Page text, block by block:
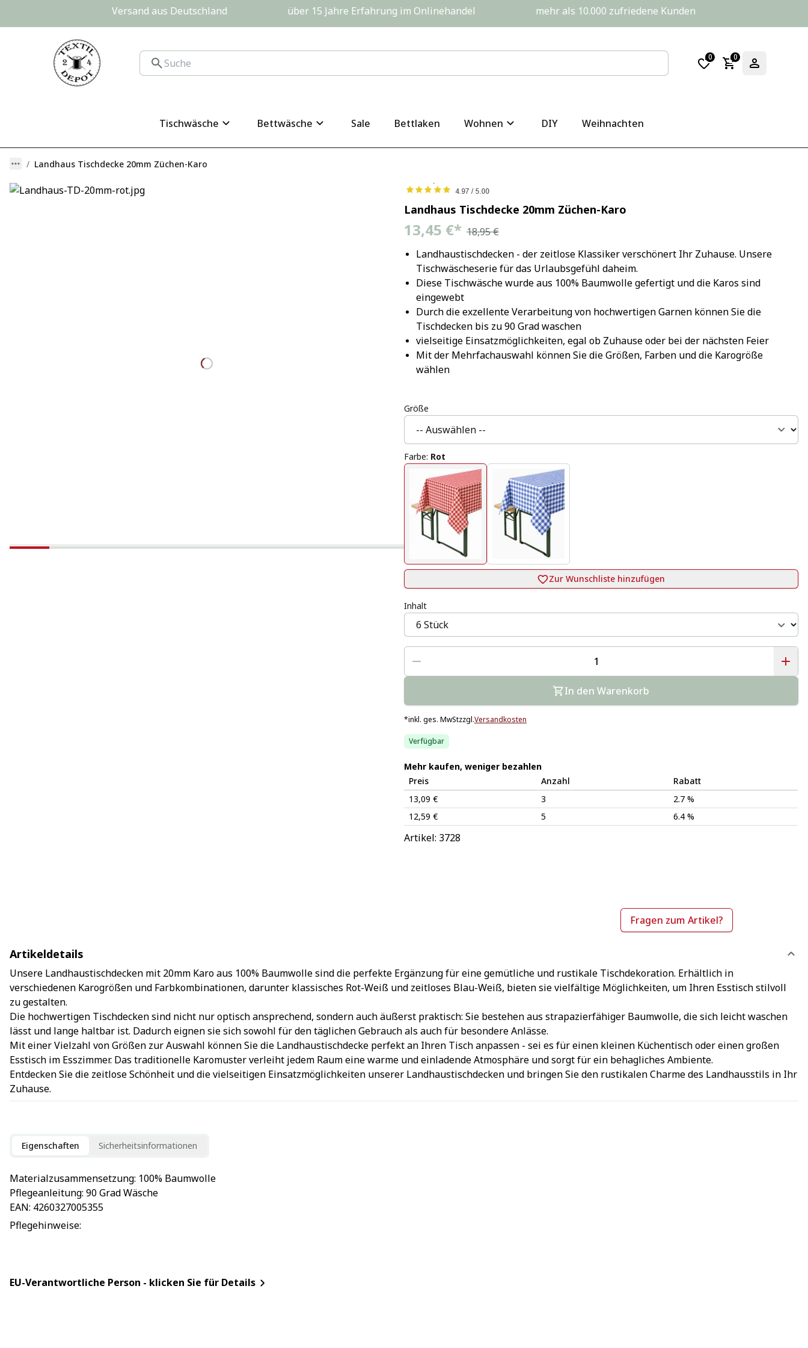
Versand aus Deutschland                         über 15 Jahre Erfahrung im Onlinehandel                         mehr als 10.000 zufriedene Kunden
0 0
Tischwäsche Bettwäsche Sale Bettlaken Wohnen DIY Weihnachten
Landhaus Tischdecke 20mm Züchen-Karo
Landhaus Tischdecke 20mm Züchen-Karo
13,45 €* 18,95 €
Landhaustischdecken - der zeitlose Klassiker verschönert Ihr Zuhause. Unsere
Tischwäscheserie für das Urlaubsgefühl daheim.
Diese Tischwäsche wurde aus 100% Baumwolle gefertigt und die Karos sind
eingewebt
Durch die exzellente Verarbeitung von hochwertigen Garnen können Sie die
Tischdecken bis zu 90 Grad waschen
vielseitige Einsatzmöglichkeiten, egal ob Zuhause oder bei der nächsten Feier
Mit der Mehrfachauswahl können Sie die Größen, Farben und die Karogröße
wählen
Größe
Farbe: Rot
Zur Wunschliste hinzufügen
Inhalt
In den Warenkorb
*inkl. ges. MwStzzgl.Versandkosten
Verfügbar
Mehr kaufen, weniger bezahlen
Preis
Anzahl
Rabatt
13,09 €
3
2.7 %
12,59 €
5 6.4 %
Artikel: 3728
Fragen zum Artikel?
Artikeldetails
Unsere Landhaustischdecken mit 20mm Karo aus 100% Baumwolle sind die perfekte Ergänzung für eine gemütliche und rustikale Tischdekoration. Erhältlich in
verschiedenen Karogrößen und Farbkombinationen, darunter klassisches Rot-Weiß und zeitloses Blau-Weiß, bieten sie vielfältige Möglichkeiten, um Ihren Esstisch stilvoll
zu gestalten.
Die hochwertigen Tischdecken sind nicht nur optisch ansprechend, sondern auch äußerst praktisch: Sie bestehen aus strapazierfähiger Baumwolle, die sich leicht waschen
lässt und lange haltbar ist. Dadurch eignen sie sich sowohl für den täglichen Gebrauch als auch für besondere Anlässe.
Mit einer Vielzahl von Größen zur Auswahl können Sie die Landhaustischdecke perfekt an Ihren Tisch anpassen - sei es für einen kleinen Küchentisch oder einen großen
Esstisch im Esszimmer. Das traditionelle Karomuster verleiht jedem Raum eine warme und einladende Atmosphäre und sorgt für ein behagliches Ambiente.
Entdecken Sie die zeitlose Schönheit und die vielseitigen Einsatzmöglichkeiten unserer Landhaustischdecken und bringen Sie den rustikalen Charme des Landhausstils in Ihr
Zuhause.
Eigenschaften Sicherheitsinformationen
Materialzusammensetzung: 100% Baumwolle
Pflegeanleitung: 90 Grad Wäsche
EAN: 4260327005355
Pflegehinweise:
EU-Verantwortliche Person - klicken Sie für Details